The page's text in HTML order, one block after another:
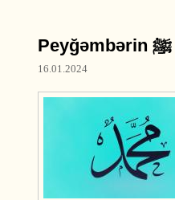
16.01.2024